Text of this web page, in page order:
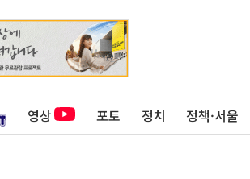
영상 포토 정치 정책·서울